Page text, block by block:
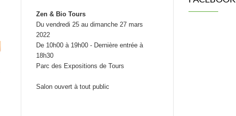
Zen & Bio Tours
Du vendredi 25 au dimanche 27 mars
2022
De 10h00 à 19h00 - Dernière entrée à
18h30
Parc des Expositions de Tours
Salon ouvert à tout public